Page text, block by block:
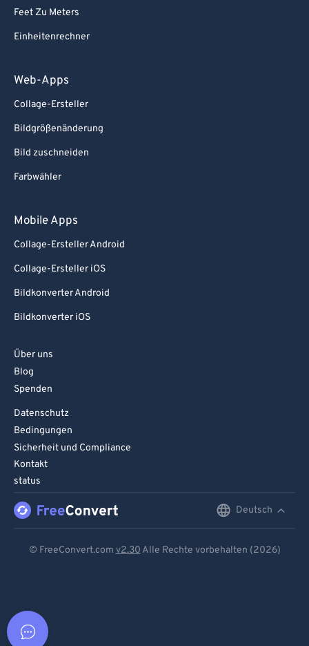
Feet Zu Meters
Einheitenrechner
Web-Apps
Collage-Ersteller
Bildgrößenänderung
Bild zuschneiden
Farbwähler
Mobile Apps
Collage-Ersteller Android
Collage-Ersteller iOS
Bildkonverter Android
Bildkonverter iOS
Über uns
Blog
Spenden
Datenschutz
Bedingungen
Sicherheit und Compliance
Kontakt
status
Deutsch
© FreeConvert.com v2.30 Alle Rechte vorbehalten (2026)